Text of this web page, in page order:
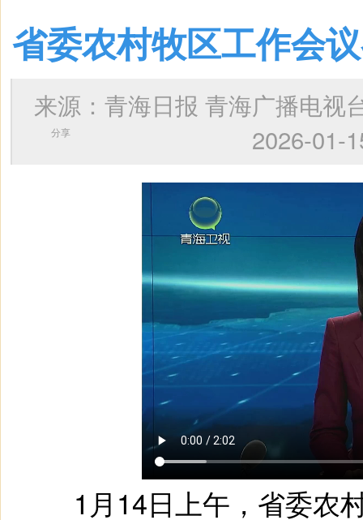
省委农村牧区工作会
来源：青海日报 青海广播电
2026-
分享
1月14日上午，省委农村